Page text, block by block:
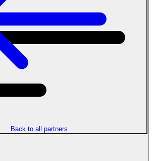
Back to all partners